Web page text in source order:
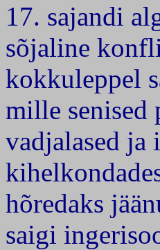
17. sajandi
sõjaline
kokkuleppel
mille senised
vadjalased ja
hõredaks
saigi